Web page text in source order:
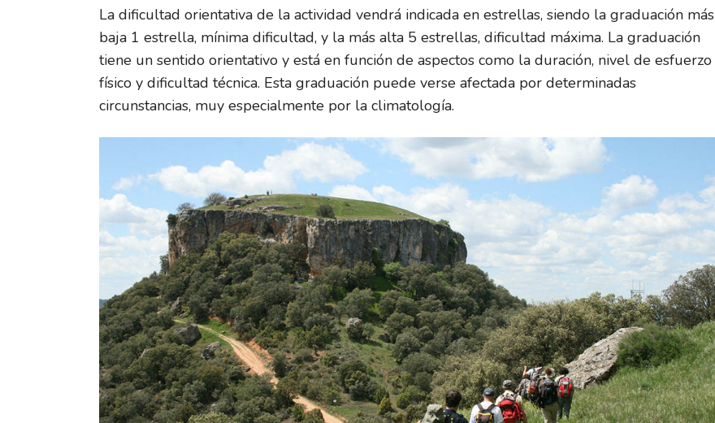
La dificultad orientativa de la actividad vendrá indicada en estrellas, siendo la graduación más
baja 1 estrella, mínima dificultad, y la más alta 5 estrellas, dificultad máxima. La graduación
tiene un sentido orientativo y está en función de aspectos como la duración, nivel de esfuerzo
físico y dificultad técnica. Esta graduación puede verse afectada por determinadas
circunstancias, muy especialmente por la climatología.